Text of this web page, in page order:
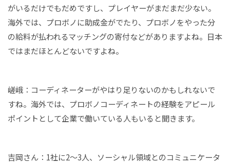
がいるだけでもだめですし、プレイヤーがまだまだ少ない。
海外では、プロボノに助成金がでたり、プロボノをやった分
の給料が払われるマッチングの寄付などがありますよね。日本
ではまだほとんどないですよね。
嵯峨：コーディネーターがやはり足りないのかもしれないで
すね。海外では、プロボノコーディネートの経験をアピール
ポイントとして企業で働いている人もいると聞きます。
吉岡さん：1社に2～3人、ソーシャル領域とのコミュニケータ